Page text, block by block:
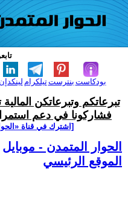
لينكدإن تيلكرامبنترست بودكاست
تبرعاتكم وتبرعاتكن
فشاركونا في دعم
[اشترك في قناة
الحوار المتمدن - موبايل
الموقع الرئيسي